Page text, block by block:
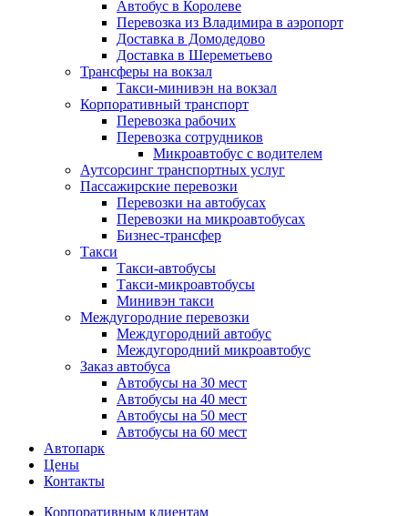
Автобус в Королеве
Перевозка из Владимира в аэропорт
Доставка в Домодедово
Доставка в Шереметьево
Трансферы на вокзал
Такси-минивэн на вокзал
Корпоративный транспорт
Перевозка рабочих
Перевозка сотрудников
Микроавтобус с водителем
Аутсорсинг транспортных услуг
Пассажирские перевозки
Перевозки на автобусах
Перевозки на микроавтобусах
Бизнес-трансфер
Такси
Такси-автобусы
Такси-микроавтобусы
Минивэн такси
Междугородние перевозки
Междугородний автобус
Междугородний микроавтобус
Заказ автобуса
Автобусы на 30 мест
Автобусы на 40 мест
Автобусы на 50 мест
Автобусы на 60 мест
Автопарк
Цены
Контакты
Корпоративным клиентам